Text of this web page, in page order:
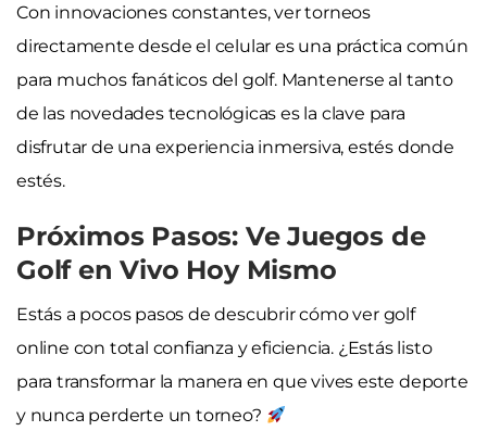
Con innovaciones constantes, ver torneos
directamente desde el celular es una práctica común
para muchos fanáticos del golf. Mantenerse al tanto
de las novedades tecnológicas es la clave para
disfrutar de una experiencia inmersiva, estés donde
estés.
Próximos Pasos: Ve Juegos de
Golf en Vivo Hoy Mismo
Estás a pocos pasos de descubrir cómo ver golf
online con total confianza y eficiencia. ¿Estás listo
para transformar la manera en que vives este deporte
y nunca perderte un torneo?